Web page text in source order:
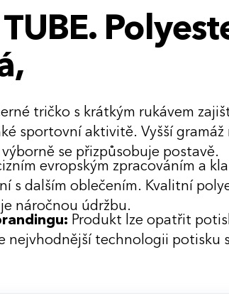
tričko s krátkým rukávem
sportovní aktivitě. Vyšší
se přizpůsobuje postavě.
evropským zpracováním a
s dalším oblečením. Kvalitní
náročnou údržbu.
Produkt lze opatřit
nejvhodnější technologii potisku